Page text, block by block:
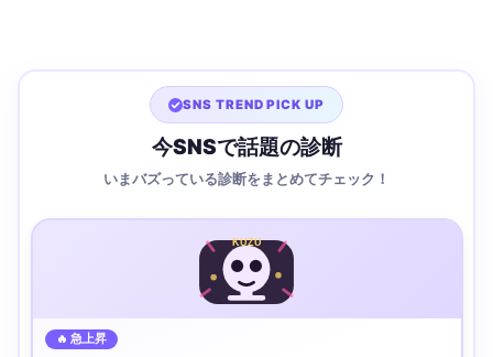
SNS TREND PICK UP
今SNSで話題の診断
いまバズっている診断をまとめてチェック！
KUZU
🔥 急上昇